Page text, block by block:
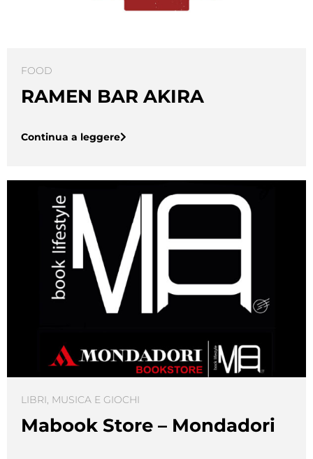
FOOD
RAMEN BAR AKIRA
Continua a leggere
LIBRI, MUSICA E GIOCHI
Mabook Store – Mondadori